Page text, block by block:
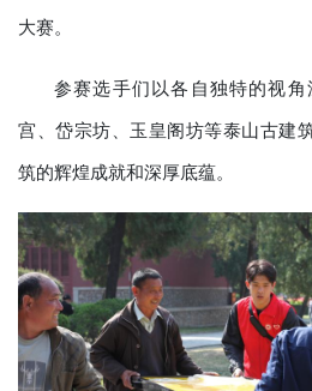
大赛。
参赛选手们以各自独特的视
宫、岱宗坊、玉皇阁坊等泰山古建
筑的辉煌成就和深厚底蕴。